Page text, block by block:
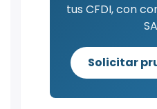
tus CFDI, con
Solicitar